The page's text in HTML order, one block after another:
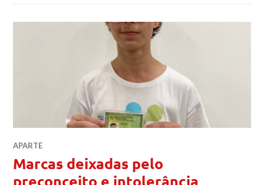
APARTE
Marcas deixadas pelo
preconceito e intolerância